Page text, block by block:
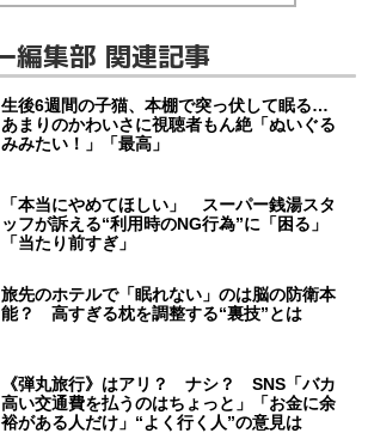
編集部 関連記事
生後6週間の子猫、本棚で突っ伏して眠る…
あまりのかわいさに視聴者もん絶「ぬいぐる
みみたい！」「最高」
「本当にやめてほしい」 スーパー銭湯スタ
ッフが訴える“利用時のNG行為”に「困る」
「当たり前すぎ」
旅先のホテルで「眠れない」のは脳の防衛本
能？ 高すぎる枕を調整する“裏技”とは
《弾丸旅行》はアリ？ ナシ？ SNS「バカ
高い交通費を払うのはちょっと」「お金に余
裕がある人だけ」“よく行く人”の意見は